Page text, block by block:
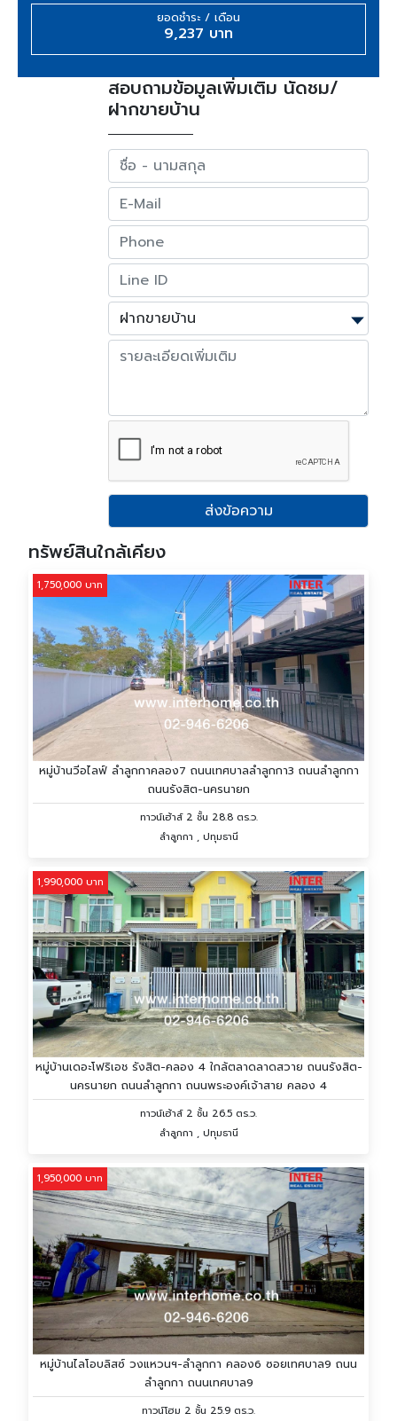
ยอดชำระ / เดือน
9,237 บาท
สอบถามข้อมูลเพิ่มเติม นัดชม/
ฝากขายบ้าน
ส่งข้อความ
ทรัพย์สินใกล้เคียง
1,750,000 บาท
หมู่บ้านวีอไลฟ์ ลำลูกกาคลอง7 ถนนเทศบาลลำลูกกา3 ถนนลำลูกกา
ถนนรังสิต-นครนายก
ทาวน์เฮ้าส์ 2 ชั้น 28.8 ตร.ว.
ลำลูกกา , ปทุมธานี
1,990,000 บาท
หมู่บ้านเดอะโฟริเอช รังสิต-คลอง 4 ใกล้ตลาดลาดสวาย ถนนรังสิต-
นครนายก ถนนลำลูกกา ถนนพระองค์เจ้าสาย คลอง 4
ทาวน์เฮ้าส์ 2 ชั้น 26.5 ตร.ว.
ลำลูกกา , ปทุมธานี
1,950,000 บาท
หมู่บ้านไลโอบลิสซ์ วงแหวนฯ-ลำลูกกา คลอง6 ซอยเทศบาล9 ถนน
ลำลูกกา ถนนเทศบาล9
ทาวน์โฮม 2 ชั้น 25.9 ตร.ว.